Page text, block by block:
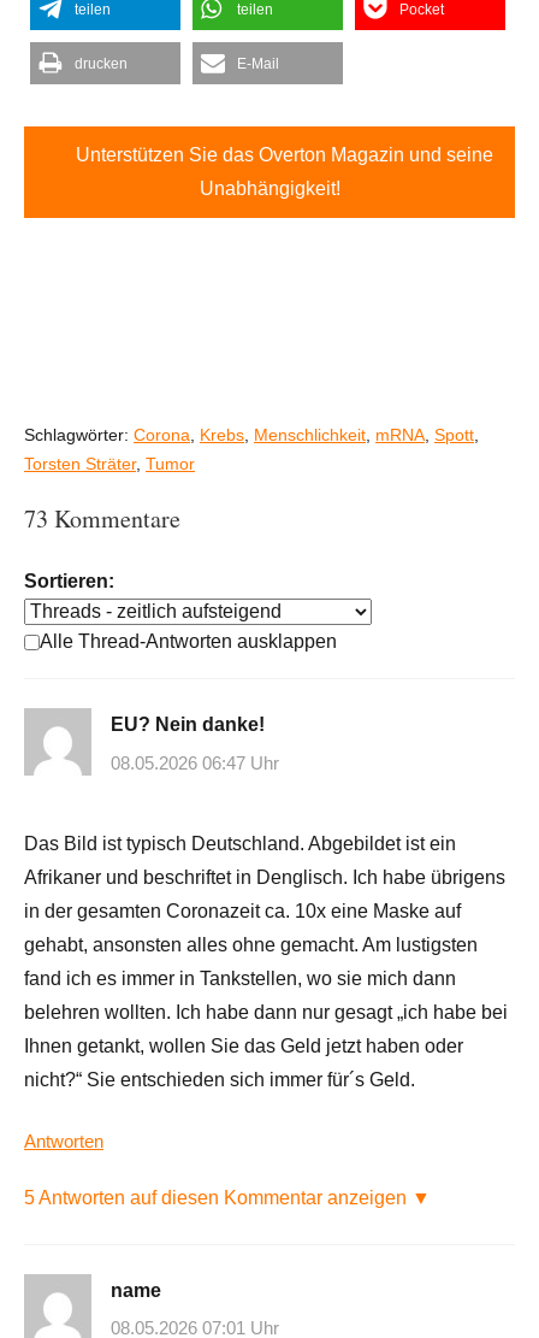
teilen teilen Pocket
drucken E-Mail
Unterstützen Sie das Overton Magazin und seine
Unabhängigkeit!
Schlagwörter: Corona Krebs Menschlichkeit mRNA Spott
Torsten Sträter, Tumor
73 Kommentare
Sortieren:
Alle Thread-Antworten ausklappen
EU? Nein danke!
08.05.2026 06:47 Uhr
Das Bild ist typisch Deutschland. Abgebildet ist ein
Afrikaner und beschriftet in Denglisch. Ich habe übrigens
in der gesamten Coronazeit ca. 10x eine Maske auf
gehabt, ansonsten alles ohne gemacht. Am lustigsten
fand ich es immer in Tankstellen, wo sie mich dann
belehren wollten. Ich habe dann nur gesagt „ich habe bei
Ihnen getankt, wollen Sie das Geld jetzt haben oder
nicht?“ Sie entschieden sich immer für´s Geld.
Antworten
5 Antworten auf diesen Kommentar anzeigen ▼
name
08.05.2026 07:01 Uhr